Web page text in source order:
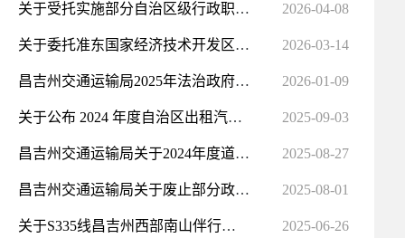
关于受托实施部分自治区级行政职权事项的公示 2026-04-08
关于委托准东国家经济技术开发区管理委员会实施部分交通运输行政职权的公示 2026-03-14
昌吉州交通运输局2025年法治政府建设工作总结及2026年工作计划 2026-01-09
关于公布 2024 年度自治区出租汽车服务质量 信誉考核结果的通知 2025-09-03
昌吉州交通运输局关于2024年度道路运输行业信用评价情况的公示 2025-08-27
昌吉州交通运输局关于废止部分政策文件的公告 2025-08-01
关于S335线昌吉州西部南山伴行公路建设项目试行收取车辆通行费的公告 2025-06-26